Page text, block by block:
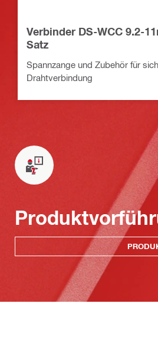
Verbinder DS-WCC 9.2-
Satz
Spannzange und Zubehör für
Drahtverbindung